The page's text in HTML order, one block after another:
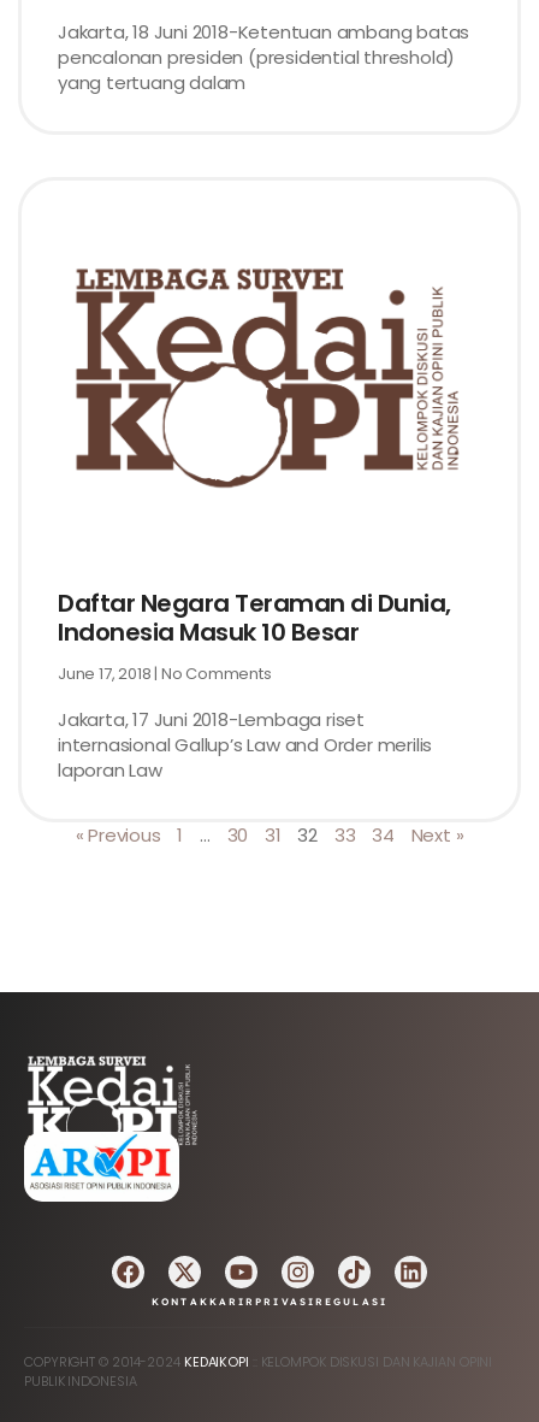
Jakarta, 18 Juni 2018-Ketentuan ambang batas
pencalonan presiden (presidential threshold)
yang tertuang dalam
Daftar Negara Teraman di Dunia,
Indonesia Masuk 10 Besar
June 17, 2018 No Comments
Jakarta, 17 Juni 2018-Lembaga riset
internasional Gallup’s Law and Order merilis
laporan Law
« Previous 1 … 30 31 32 33 34 Next »
AFILIASI
KONTAK KARIRPRIVASI REGULASI
COPYRIGHT © 2014-2024 KEDAIKOPI :: KELOMPOK DISKUSI DAN KAJIAN OPINI
PUBLIK INDONESIA